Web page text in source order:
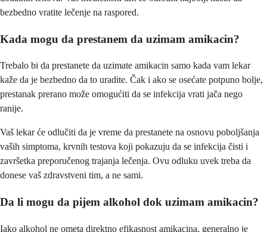
bezbedno vratite lečenje na raspored.
Kada mogu da prestanem da uzimam amikacin?
Trebalo bi da prestanete da uzimate amikacin samo kada vam lekar
kaže da je bezbedno da to uradite. Čak i ako se osećate potpuno bolje,
prestanak prerano može omogućiti da se infekcija vrati jača nego
ranije.
Vaš lekar će odlučiti da je vreme da prestanete na osnovu poboljšanja
vaših simptoma, krvnih testova koji pokazuju da se infekcija čisti i
završetka preporučenog trajanja lečenja. Ovu odluku uvek treba da
donese vaš zdravstveni tim, a ne sami.
Da li mogu da pijem alkohol dok uzimam amikacin?
Iako alkohol ne ometa direktno efikasnost amikacina, generalno je